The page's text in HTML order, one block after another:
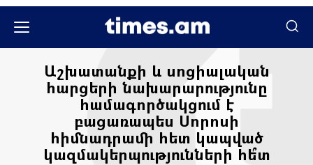
Աշխատանքի և սոցիալական
հարցերի նախարարությունը
համագործակցում է
բացառապես Սորոսի
հիմնադրամի հետ կապված
կազմակերպությունների հե՞տ